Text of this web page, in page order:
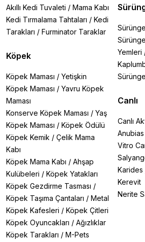
Akıllı Kedi Tuvaleti / Mama Kabı
Kedi Tırmalama Tahtaları / Kedi
Tarakları / Furminator Taraklar
Köpek
Köpek Maması / Yetişkin
Köpek Maması / Yavru Köpek
Maması
Konserve Köpek Maması / Yaş
Köpek Maması / Köpek Ödülü
Köpek Kemik / Çelik Mama
Kabı
Köpek Mama Kabı / Ahşap
Kulübeleri / Köpek Yatakları
Köpek Gezdirme Tasması /
Köpek Taşıma Çantaları / Metal
Köpek Kafesleri / Köpek Çitleri
Köpek Oyuncakları / Ağızlıklar
Köpek Tarakları / M-Pets
Yemleri
Canlı
Canlı
Vitro
Karides
Kerevit
Nerite